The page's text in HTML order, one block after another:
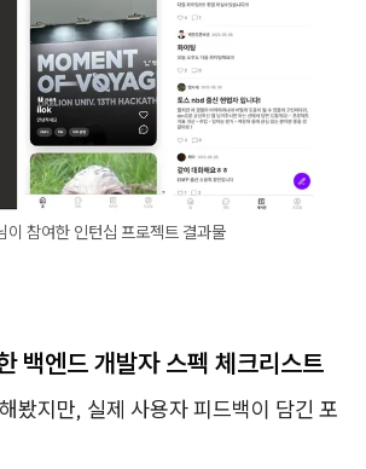
이 참여한 인턴십 프로젝트 결과물
백엔드 개발자 스펙 체크리스트
봤지만, 실제 사용자 피드백이 담긴 포